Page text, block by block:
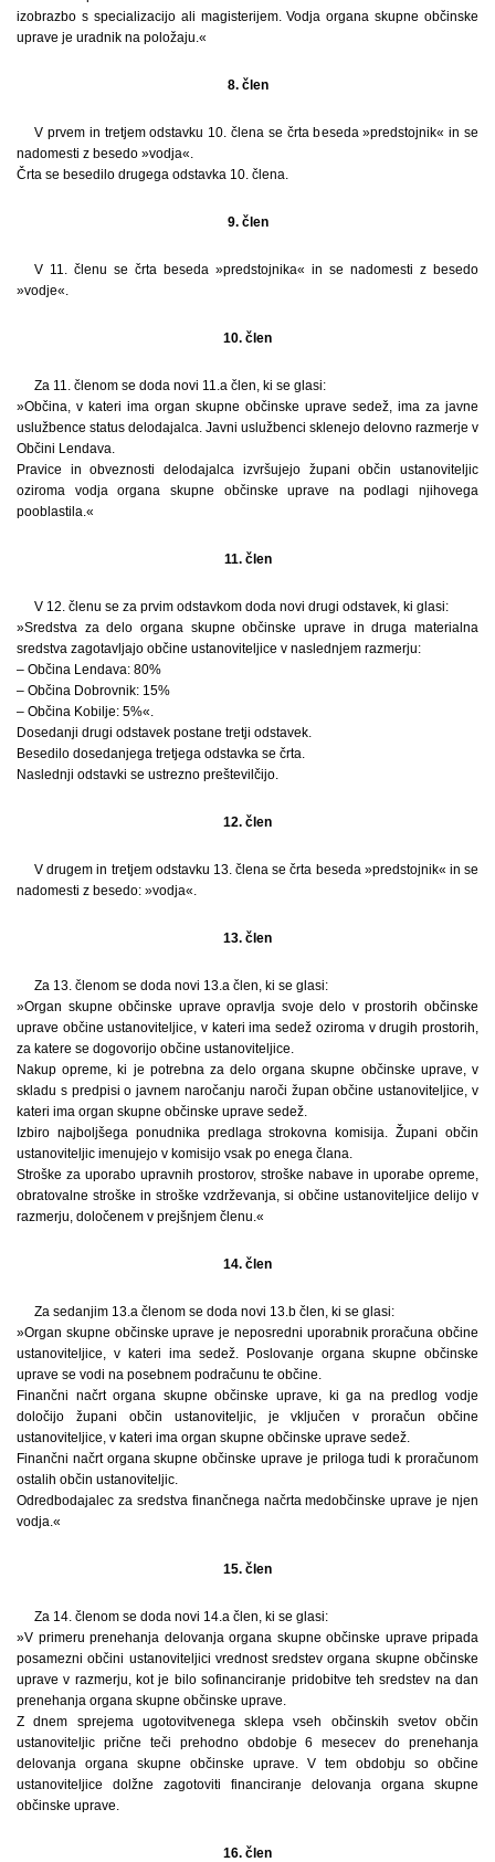
izobrazbo s specializacijo ali magisterijem. Vodja organa skupne občinske
uprave je uradnik na položaju.«
8. člen
V prvem in tretjem odstavku 10. člena se črta beseda »predstojnik« in se
nadomesti z besedo »vodja«.
Črta se besedilo drugega odstavka 10. člena.
9. člen
V 11. členu se črta beseda »predstojnika« in se nadomesti z besedo
»vodje«.
10. člen
Za 11. členom se doda novi 11.a člen, ki se glasi:
»Občina, v kateri ima organ skupne občinske uprave sedež, ima za javne
uslužbence status delodajalca. Javni uslužbenci sklenejo delovno razmerje v
Občini Lendava.
Pravice in obveznosti delodajalca izvršujejo župani občin ustanoviteljic
oziroma vodja organa skupne občinske uprave na podlagi njihovega
pooblastila.«
11. člen
V 12. členu se za prvim odstavkom doda novi drugi odstavek, ki glasi:
»Sredstva za delo organa skupne občinske uprave in druga materialna
sredstva zagotavljajo občine ustanoviteljice v naslednjem razmerju:
– Občina Lendava: 80%
– Občina Dobrovnik: 15%
– Občina Kobilje: 5%«.
Dosedanji drugi odstavek postane tretji odstavek.
Besedilo dosedanjega tretjega odstavka se črta.
Naslednji odstavki se ustrezno preštevilčijo.
12. člen
V drugem in tretjem odstavku 13. člena se črta beseda »predstojnik« in se
nadomesti z besedo: »vodja«.
13. člen
Za 13. členom se doda novi 13.a člen, ki se glasi:
»Organ skupne občinske uprave opravlja svoje delo v prostorih občinske
uprave občine ustanoviteljice, v kateri ima sedež oziroma v drugih prostorih,
za katere se dogovorijo občine ustanoviteljice.
Nakup opreme, ki je potrebna za delo organa skupne občinske uprave, v
skladu s predpisi o javnem naročanju naroči župan občine ustanoviteljice, v
kateri ima organ skupne občinske uprave sedež.
Izbiro najboljšega ponudnika predlaga strokovna komisija. Župani občin
ustanoviteljic imenujejo v komisijo vsak po enega člana.
Stroške za uporabo upravnih prostorov, stroške nabave in uporabe opreme,
obratovalne stroške in stroške vzdrževanja, si občine ustanoviteljice delijo v
razmerju, določenem v prejšnjem členu.«
14. člen
Za sedanjim 13.a členom se doda novi 13.b člen, ki se glasi:
»Organ skupne občinske uprave je neposredni uporabnik proračuna občine
ustanoviteljice, v kateri ima sedež. Poslovanje organa skupne občinske
uprave se vodi na posebnem podračunu te občine.
Finančni načrt organa skupne občinske uprave, ki ga na predlog vodje
določijo župani občin ustanoviteljic, je vključen v proračun občine
ustanoviteljice, v kateri ima organ skupne občinske uprave sedež.
Finančni načrt organa skupne občinske uprave je priloga tudi k proračunom
ostalih občin ustanoviteljic.
Odredbodajalec za sredstva finančnega načrta medobčinske uprave je njen
vodja.«
15. člen
Za 14. členom se doda novi 14.a člen, ki se glasi:
»V primeru prenehanja delovanja organa skupne občinske uprave pripada
posamezni občini ustanoviteljici vrednost sredstev organa skupne občinske
uprave v razmerju, kot je bilo sofinanciranje pridobitve teh sredstev na dan
prenehanja organa skupne občinske uprave.
Z dnem sprejema ugotovitvenega sklepa vseh občinskih svetov občin
ustanoviteljic prične teči prehodno obdobje 6 mesecev do prenehanja
delovanja organa skupne občinske uprave. V tem obdobju so občine
ustanoviteljice dolžne zagotoviti financiranje delovanja organa skupne
občinske uprave.
16. člen